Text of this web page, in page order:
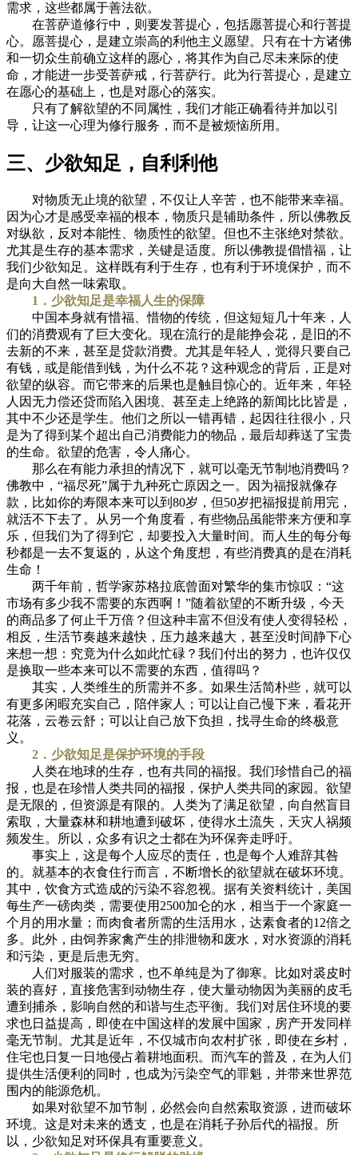
需求，这些都属于善法欲。
在菩萨道修行中，则要发菩提心，包括愿菩提心和行菩提
心。愿菩提心，是建立崇高的利他主义愿望。只有在十方诸佛
和一切众生前确立这样的愿心，将其作为自己尽未来际的使
命，才能进一步受菩萨戒，行菩萨行。此为行菩提心，是建立
在愿心的基础上，也是对愿心的落实。
只有了解欲望的不同属性，我们才能正确看待并加以引
导，让这一心理为修行服务，而不是被烦恼所用。
三、少欲知足，自利利他
对物质无止境的欲望，不仅让人辛苦，也不能带来幸福。
因为心才是感受幸福的根本，物质只是辅助条件，所以佛教反
对纵欲，反对本能性、物质性的欲望。但也不主张绝对禁欲。
尤其是生存的基本需求，关键是适度。所以佛教提倡惜福，让
我们少欲知足。这样既有利于生存，也有利于环境保护，而不
是向大自然一味索取。
1．少欲知足是幸福人生的保障
中国本身就有惜福、惜物的传统，但这短短几十年来，人
们的消费观有了巨大变化。现在流行的是能挣会花，是旧的不
去新的不来，甚至是贷款消费。尤其是年轻人，觉得只要自己
有钱，或是能借到钱，为什么不花？这种观念的背后，正是对
欲望的纵容。而它带来的后果也是触目惊心的。近年来，年轻
人因无力偿还贷而陷入困境、甚至走上绝路的新闻比比皆是，
其中不少还是学生。他们之所以一错再错，起因往往很小，只
是为了得到某个超出自己消费能力的物品，最后却葬送了宝贵
的生命。欲望的危害，令人痛心。
那么在有能力承担的情况下，就可以毫无节制地消费吗？
佛教中，“福尽死”属于九种死亡原因之一。因为福报就像存
款，比如你的寿限本来可以到80岁，但50岁把福报提前用完，
就活不下去了。从另一个角度看，有些物品虽能带来方便和享
乐，但我们为了得到它，却要投入大量时间。而人生的每分每
秒都是一去不复返的，从这个角度想，有些消费真的是在消耗
生命！
两千年前，哲学家苏格拉底曾面对繁华的集市惊叹：“这
市场有多少我不需要的东西啊！”随着欲望的不断升级，今天
的商品多了何止千万倍？但这种丰富不但没有使人变得轻松，
相反，生活节奏越来越快，压力越来越大，甚至没时间静下心
来想一想：究竟为什么如此忙碌？我们付出的努力，也许仅仅
是换取一些本来可以不需要的东西，值得吗？
其实，人类维生的所需并不多。如果生活简朴些，就可以
有更多闲暇充实自己，陪伴家人；可以让自己慢下来，看花开
花落，云卷云舒；可以让自己放下负担，找寻生命的终极意
义。
2．少欲知足是保护环境的手段
人类在地球的生存，也有共同的福报。我们珍惜自己的福
报，也是在珍惜人类共同的福报，保护人类共同的家园。欲望
是无限的，但资源是有限的。人类为了满足欲望，向自然盲目
索取，大量森林和耕地遭到破坏，使得水土流失，天灾人祸频
频发生。所以，众多有识之士都在为环保奔走呼吁。
事实上，这是每个人应尽的责任，也是每个人难辞其咎
的。就基本的衣食住行而言，不断增长的欲望就在破坏环境。
其中，饮食方式造成的污染不容忽视。据有关资料统计，美国
每生产一磅肉类，需要使用2500加仑的水，相当于一个家庭一
个月的用水量；而肉食者所需的生活用水，达素食者的12倍之
多。此外，由饲养家禽产生的排泄物和废水，对水资源的消耗
和污染，更是后患无穷。
人们对服装的需求，也不单纯是为了御寒。比如对裘皮时
装的喜好，直接危害到动物生存，使大量动物因为美丽的皮毛
遭到捕杀，影响自然的和谐与生态平衡。我们对居住环境的要
求也日益提高，即使在中国这样的发展中国家，房产开发同样
毫无节制。尤其是近年，不仅城市向农村扩张，即使在乡村，
住宅也日复一日地侵占着耕地面积。而汽车的普及，在为人们
提供生活便利的同时，也成为污染空气的罪魁，并带来世界范
围内的能源危机。
如果对欲望不加节制，必然会向自然索取资源，进而破坏
环境。这是对未来的透支，也是在消耗子孙后代的福报。所
以，少欲知足对环保具有重要意义。